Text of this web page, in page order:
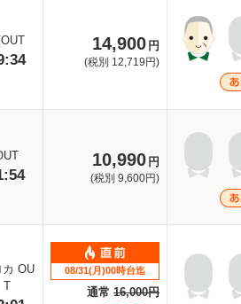
14,900円
(税別 12,719円)
10,990円
(税別 9,600円)
カ OU
T
08/31(月)00時台迄
通常 16,000円